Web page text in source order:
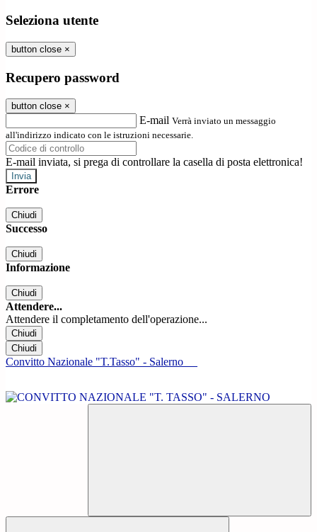
Seleziona utente
button close ×
Recupero password
button close ×
E-mail Verrà inviato un messaggio
all'indirizzo indicato con le istruzioni necessarie.
E-mail inviata, si prega di controllare la casella di posta elettronica!
Errore
Chiudi
Successo
Chiudi
Informazione
Chiudi
Attendere...
Attendere il completamento dell'operazione...
Chiudi
Chiudi
Convitto Nazionale "T.Tasso" - Salerno